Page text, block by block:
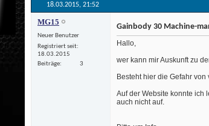
18.03.2015, 21:52
MG15
Neuer Benutzer
Registriert seit
18.03.2015
Beiträge
3
Gainbody 30 Machine-
Hallo,
wer kann mir Auskunft zu
Besteht hier die Gefahr
Auf der Website konnte ich
auch nicht auf.